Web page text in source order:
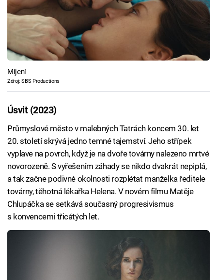
Míjení
Zdroj: SBS Productions
Úsvit (2023)
Průmyslové město v malebných Tatrách koncem 30. let
20. století skrývá jedno temné tajemství. Jeho střípek
vyplave na povrch, když je na dvoře továrny nalezeno mrtvé
novorozeně. S vyřešením záhady se nikdo dvakrát nepiplá,
a tak začne podivné okolnosti rozplétat manželka ředitele
továrny, těhotná lékařka Helena. V novém filmu Matěje
Chlupáčka se setkává současný progresivismus
s konvencemi třicátých let.